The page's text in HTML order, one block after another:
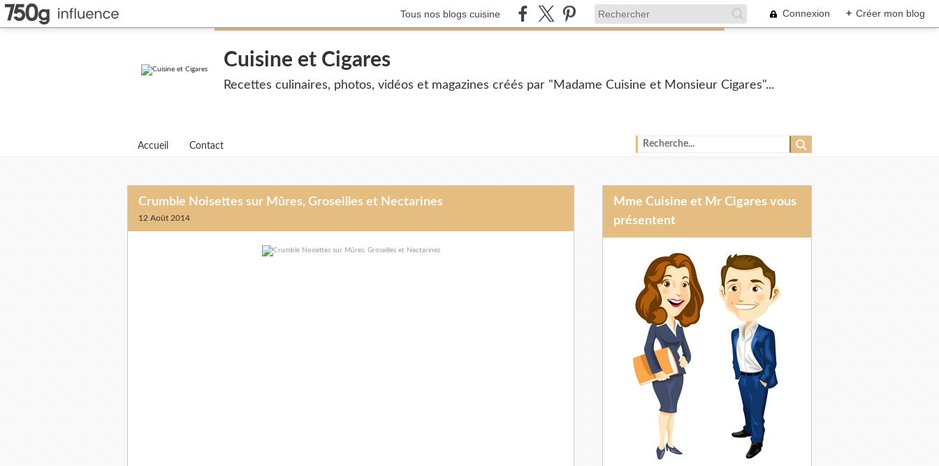
Tous nos blogs cuisine Connexion + Créer mon blog
Cuisine et Cigares
Recettes culinaires, photos, vidéos et magazines créés par "Madame Cuisine et Monsieur Cigares"...
Accueil Contact
Crumble Noisettes sur Mûres, Groseilles et Nectarines
12 Août 2014
Mme Cuisine et Mr Cigares vous
présentent